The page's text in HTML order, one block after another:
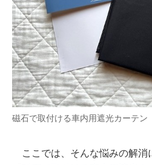
スマホと通信の最新トレンド
進化するPCとデバイスの未来
好きが集まる 比べて選べる
ビジネスと働き方のヒント
企業ITのトレンドを詳説
磁石で取付ける車内用遮光カーテン
ここでは、そんな悩みの解消